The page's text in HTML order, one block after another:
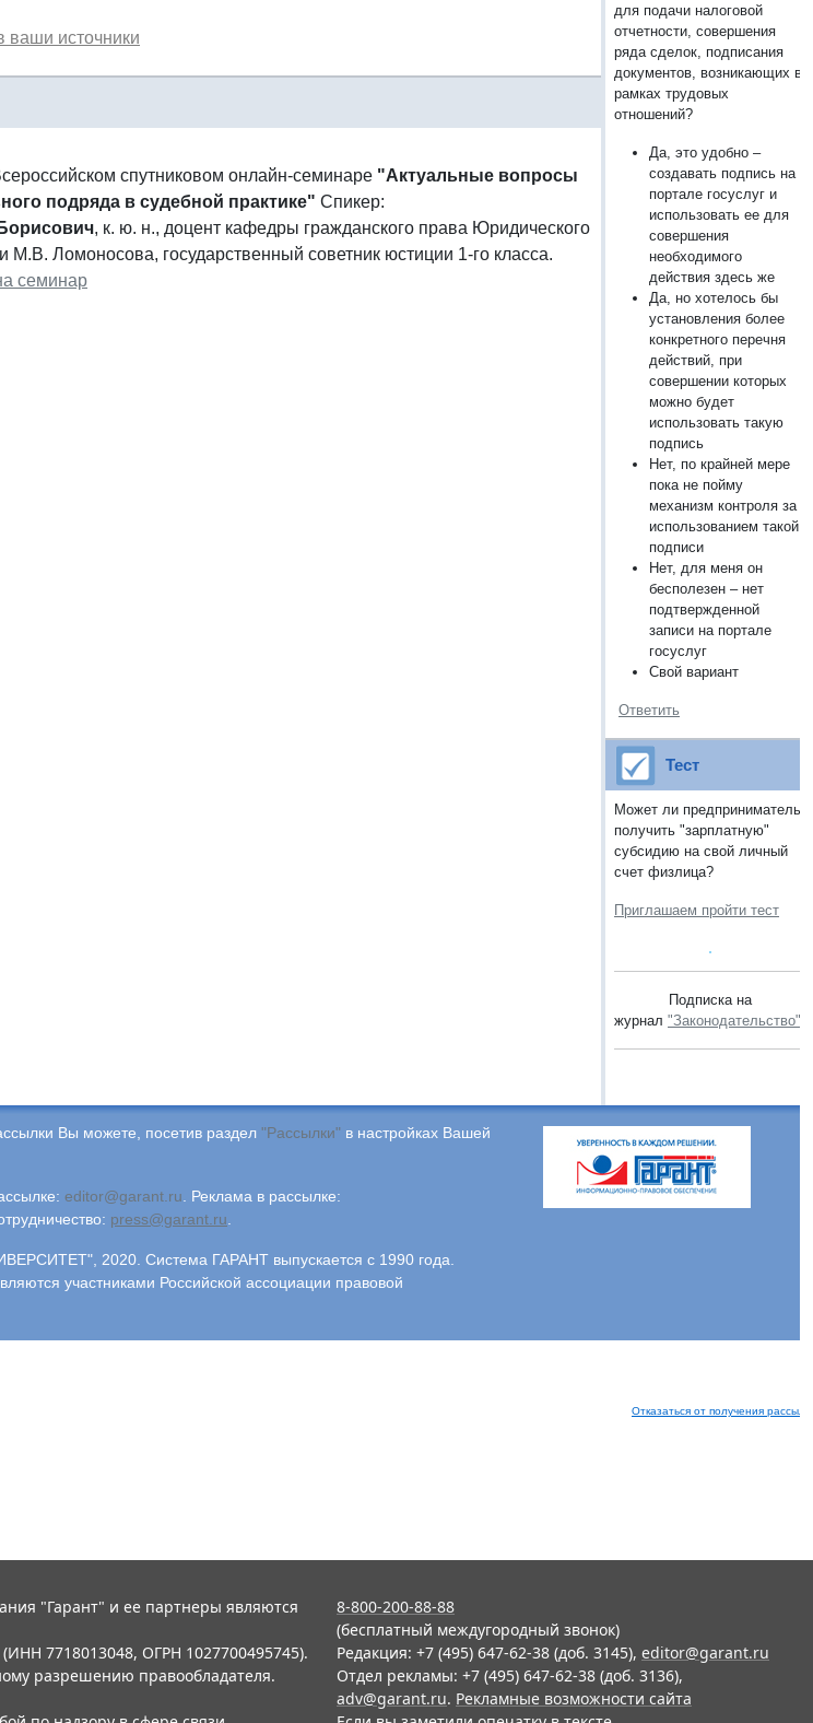
источники
спутниковом онлайн-семинаре "Актуальные вопросы
подряда в судебной практике" Спикер:
, к. ю. н., доцент кафедры гражданского права Юридического
М.В. Ломоносова, государственный советник юстиции 1-го класса.
семинар
для подачи налоговой
отчетности, совершения
ряда сделок, подписания
документов, возникающих в
рамках трудовых
отношений?
Да, это удобно –
создавать подпись на
портале госуслуг и
использовать ее для
совершения
необходимого
действия здесь же
Да, но хотелось бы
установления более
конкретного перечня
действий, при
совершении которых
можно будет
использовать такую
подпись
Нет, по крайней мере
пока не пойму
механизм контроля за
использованием такой
подписи
Нет, для меня он
бесполезен – нет
подтвержденной
записи на портале
госуслуг
Свой вариант
Ответить
Тест
Может ли предприниматель
получить "зарплатную"
субсидию на свой личный
счет физлица?
Приглашаем пройти тест
Подписка на
журнал "Законодательство"
Вы можете, посетив раздел "Рассылки" в настройках Вашей
editor@garant.ru. Реклама в рассылке:
press@garant.ru.
2020. Система ГАРАНТ выпускается с 1990 года.
участниками Российской ассоциации правовой
Отказаться от получения
"Гарант" и ее партнеры являются
7718013048, ОГРН 1027700495745).
разрешению правообладателя.
8-800-200-88-88
(бесплатный междугородный звонок)
Редакция: +7 (495) 647-62-38 (доб. 3145), editor@garant.ru
Отдел рекламы: +7 (495) 647-62-38 (доб. 3136),
adv@garant.ru. Рекламные возможности сайта